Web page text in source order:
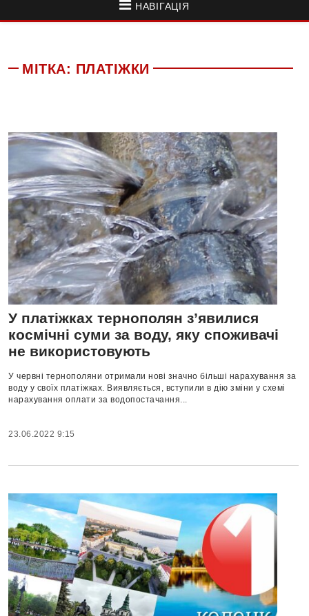
НАВІГАЦІЯ
МІТКА: ПЛАТІЖКИ
У платіжках тернополян з’явилися
космічні суми за воду, яку споживачі
не використовують
У червні тернополяни отримали нові значно більші нарахування за
воду у своїх платіжках. Виявляється, вступили в дію зміни у схемі
нарахування оплати за водопостачання...
23.06.2022 9:15